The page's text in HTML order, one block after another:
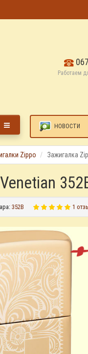
Работаем
НОВОСТИ
Zippo Зажигалка
352B 1